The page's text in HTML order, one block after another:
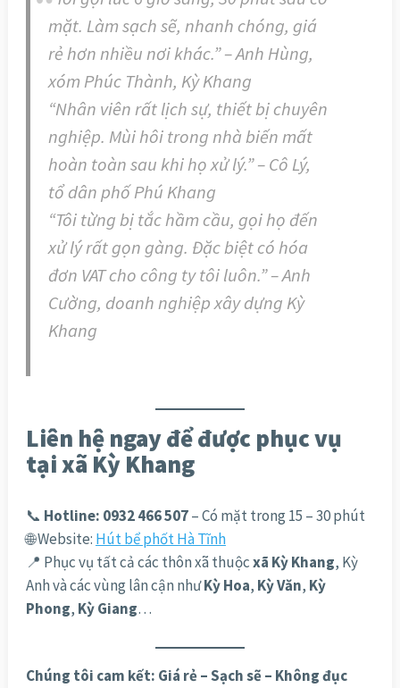
mặt. Làm sạch sẽ, nhanh chóng, giá
rẻ hơn nhiều nơi khác.” – Anh Hùng,
xóm Phúc Thành, Kỳ Khang
“Nhân viên rất lịch sự, thiết bị chuyên
nghiệp. Mùi hôi trong nhà biến mất
hoàn toàn sau khi họ xử lý.” – Cô Lý,
tổ dân phố Phú Khang
“Tôi từng bị tắc hầm cầu, gọi họ đến
xử lý rất gọn gàng. Đặc biệt có hóa
đơn VAT cho công ty tôi luôn.” – Anh
Cường, doanh nghiệp xây dựng Kỳ
Khang
Liên hệ ngay để được phục vụ
tại xã Kỳ Khang
📞 Hotline: 0932 466 507– Có mặt trong 15 – 30 phút
🌐 Website: Hút bể phốt Hà Tĩnh
📍 Phục vụ tất cả các thôn xã thuộcxã Kỳ Khang, Kỳ
Anh và các vùng lân cận nhưKỳ Hoa, Kỳ Văn, Kỳ
Phong, Kỳ Giang…
Chúng tôi cam kết: Giá rẻ – Sạch sẽ – Không đục